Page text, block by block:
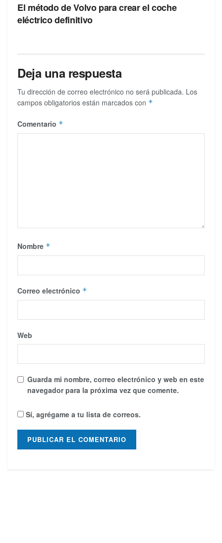
El método de Volvo para crear el coche
eléctrico definitivo
Deja una respuesta
Tu dirección de correo electrónico no será publicada. Los
campos obligatorios están marcados con *
Comentario *
Nombre *
Correo electrónico *
Web
Guarda mi nombre, correo electrónico y web en este
navegador para la próxima vez que comente.
Sí, agrégame a tu lista de correos.